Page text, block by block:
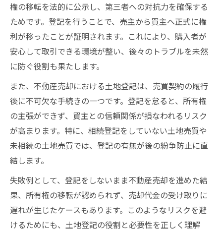
土地登記を自分で進める際の費用比較
登記タイミングで安心する不動産売却の秘訣
不動産売却に最適な登記タイミングの見極
め方
売買契約後の登記手続きスケジュール解説
不動産売買で登記タイミングを逃さないポ
イント
登記タイミングと不動産売却の安全な進め
方
点
必要書類をスマートに揃える登記手順ガイド
不動産売却に必要な登記書類一覧と取得方
法
権の移転を法的に公示し、第三者への対抗力を確保する
ためです。登記を行うことで、売主から買主へ正式に権
利が移ったことが証明されます。これにより、購入者が
安心して取引できる環境が整い、後々のトラブルを未然
に防ぐ役割も果たします。
また、不動産売却における土地登記は、売買契約の履行
後に不可欠な手続きの一つです。登記を怠ると、所有権
の主張ができず、買主との信頼関係が損なわれるリスク
が高まります。特に、相続登記をしていない土地売買や
未相続の土地売買では、登記の有無が後の紛争防止に直
結します。
失敗例として、登記をしないまま不動産売却を進めた結
果、所有権の移転が認められず、売却代金の受け取りに
遅れが生じたケースもあります。このようなリスクを避
けるためにも、土地登記の役割と必要性を正しく理解